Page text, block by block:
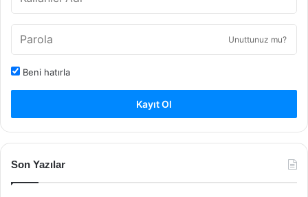
Unuttunuz mu?
Beni hatırla
Kayıt Ol
Son Yazılar